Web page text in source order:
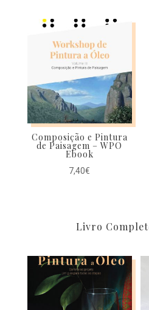
Composição e Pintura
de Paisagem – WPO
Ebook
7,40€
Livro